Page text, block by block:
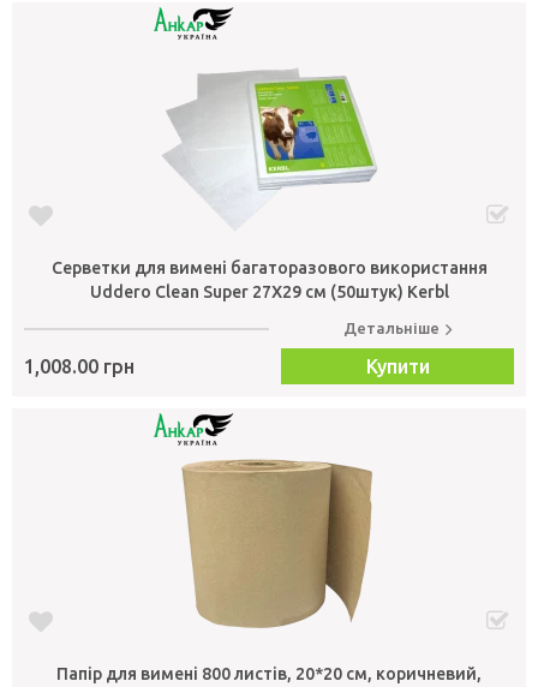
Серветки для вимені багаторазового використання
Uddero Clean Super 27Х29 см (50штук) Kerbl
1,008.00 грн
Детальніше
Купити
Папір для вимені 800 листів, 20*20 см, коричневий,